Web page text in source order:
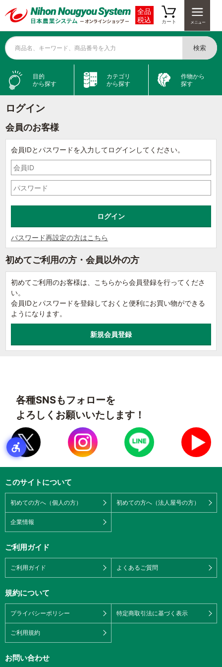
全品
税込
カート
商品名、キーワード、商品番号を入力 検索
目的
から探す
カテゴリ
から探す
作物から
探す
ログイン
会員のお客様
会員IDとパスワードを入力してログインしてください。
パスワード再設定の方はこちら
初めてご利用の方・会員以外の方
初めてご利用のお客様は、こちらから会員登録を行ってくださ
い。
会員IDとパスワードを登録しておくと便利にお買い物ができる
ようになります。
各種SNSもフォローを
よろしくお願いいたします！
このサイトについて
初めての方へ（個人の方） 初めての方へ（法人屋号の方）
企業情報
ご利用ガイド
ご利用ガイド よくあるご質問
規約について
プライバシーポリシー 特定商取引法に基づく表示
ご利用規約
お問い合わせ